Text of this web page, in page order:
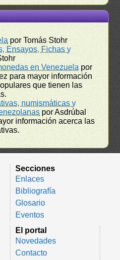
por Tomás Stohr
Ensayos, Fichas y
en Venezuela por
para mayor información
que tienen las
numismáticas y
por Asdrúbal
información acerca las
Secciones
Enlaces
Bibliografía
Glosario
Eventos
El portal
Novedades
Contacto